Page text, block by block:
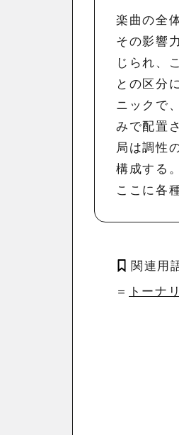
楽曲の全
その影響
じられ、
との区分
ニックで
みで配置
局は調性
構成する
ここに各
関連用
＝ トーナ